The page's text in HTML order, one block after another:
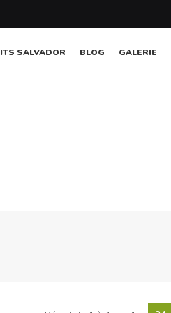
SALVADOR BLOG GALERIE